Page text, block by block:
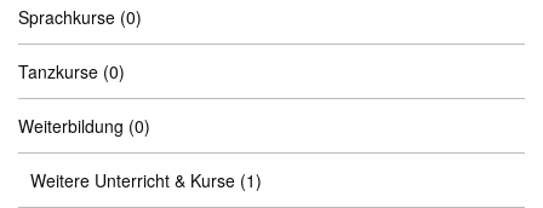
Sprachkurse (0)
Tanzkurse (0)
Weiterbildung (0)
Weitere Unterricht & Kurse (1)